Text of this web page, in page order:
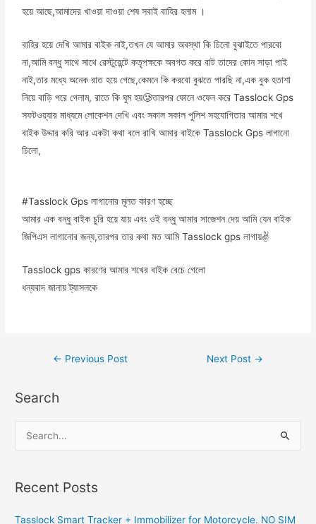
হয়ে আছে,আমাদের খাওয়া দাওয়া শেষ সবাই বাহির হলাম ।
বাহির হয়ে দেখি আমার বাইক নাই,তখন যে আমার অবস্থা কি চিলো বুঝাইতে পারবো
না,আমি বন্ধু সাথে সাথে রেস্টুরেন্টে কতৃপক্ষকে অবগত করে বাট তাদের কোন সাড়া পাই
নাই,তার মধ্যে অনেক রাত হয়ে গেছে,কেমনে কি করবো বুঝতে পারছি না,এক বুক হতাশা
নিয়ে বাড়ি পরে গেলাম, রাতে কি ঘুম হয়🥲তারপর ফোনে ওফেন করে Tasslock Gps
সফটওয়্যার মাধ্যমে লোকেশন দেখি এবং সকাল সকাল পুলিশ সহযোগিতার আমার শখে
বাইক উদ্দার করি আর একটা কথা বলে রাখি আমার বাইকে Tasslock Gps লাগানো
চিলো,
#Tasslock Gps লাগানোর মূলত কারণ হচ্ছে
আমার এক বন্ধু বাইক চুরি হয়ে যায় এবং ওই বন্ধু আমার সাজেশন দেয় আমি যেন বাইক
জিপিএস লাগানোর জন্য,তারপর তার কথা মত আমি Tasslock gps লাগায়✌
Tasslock gps কারণের আমার শখের বাইক বেচে গেলো
ধন্যবাদ জানায় ট্যাসলকে
← Previous Post Next Post →
Search
r
c
Recent Posts
Tasslock Smart Tracker + Immobilizer for Motorcycle. NO SIM